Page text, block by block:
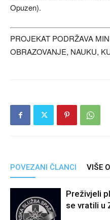
Opuzen).
PROJEKAT PODRŽAVA
OBRAZOVANJE, NAUKU,
POVEZANI ČLANCI VIŠE
Preživjeli
se vratili u